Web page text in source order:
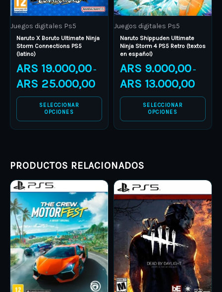
Juegos digitales Ps5
Naruto X Boruto Ultimate Ninja
Storm Connections PS5
(latino)
ARS 19.000,00 –
ARS 25.000,00
SELECCIONAR
OPCIONES
be
chosen
on
the
product
page
Juegos digitales Ps5
Naruto Shippuden Ultimate
Ninja Storm 4 PS5 Retro (textos
en español)
ARS 9.000,00 –
ARS 13.000,00
SELECCIONAR
OPCIONES
be
chosen
on
the
product
page
PRODUCTOS RELACIONADOS
Price
range:
ARS 15.000,00
through
ARS 22.000,00
This
product
has
multiple
variants.
The
options
may
ARS
through
ARS
This
product
has
multiple
variants.
The
options
may